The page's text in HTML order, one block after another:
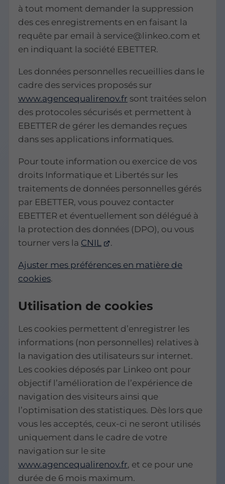
à tout moment demander la suppression
des ces enregistrements en en faisant la
requête par email à service@linkeo.com et
en indiquant la société EBETTER.
Les données personnelles recueillies dans le
cadre des services proposés sur
www.agencequalirenov.fr sont traitées selon
des protocoles sécurisés et permettent à
EBETTER de gérer les demandes reçues
dans ses applications informatiques.
Pour toute information ou exercice de vos
droits Informatique et Libertés sur les
traitements de données personnelles gérés
par EBETTER, vous pouvez contacter
EBETTER et éventuellement son délégué à
la protection des données (DPO), ou vous
tourner vers la CNIL .
Ajuster mes préférences en matière de
cookies.
Utilisation de cookies
Les cookies permettent d’enregistrer les
informations (non personnelles) relatives à
la navigation des utilisateurs sur internet.
Les cookies déposés par Linkeo ont pour
objectif l’amélioration de l’expérience de
navigation des visiteurs ainsi que
l’optimisation des statistiques. Dès lors que
vous les acceptés, ceux-ci ne seront utilisés
uniquement dans le cadre de votre
navigation sur le site
www.agencequalirenov.fr, et ce pour une
durée de 6 mois maximum.